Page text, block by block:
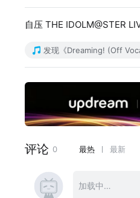
自压 THE IDOLM@STER
发现《Dreaming! (Off